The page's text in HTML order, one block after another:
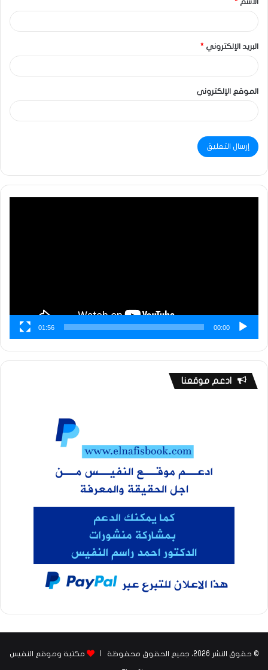
الاسم *
البريد الإلكتروني *
الموقع الإلكتروني
00:00
01:56
ادعم موقعنا
© حقوق النشر 2026، جميع الحقوق محفوظة | مكتبة وموقع النفيس